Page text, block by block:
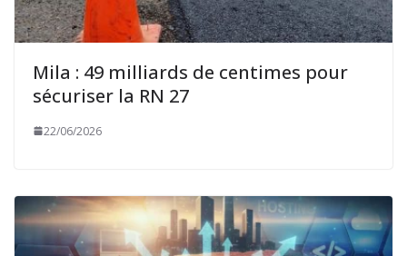
Mila : 49 milliards de centimes pour
sécuriser la RN 27
22/06/2026